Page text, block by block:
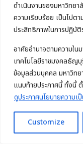
ดำเนินงานของมหาวิทย
ความเรียบร้อย เป็นไปต
ประสิทธิภาพในการปฏิบั
อาศัยอำนาจตามความใ
เทคโนโลยีราชมงคลธัญ
ข้อมูลส่วนบุคคล มหาวิท
แนบท้ายประกาศนี้ ทั้งนี้
ดูประกาศนโยบายความเ
Customize
MBA RTBS เปิดห้องเรีย
วิชา “Business
Read